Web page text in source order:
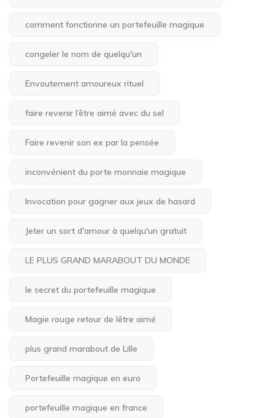
comment fonctionne un portefeuille magique
congeler le nom de quelqu'un
Envoutement amoureux rituel
faire revenir l’être aimé avec du sel
Faire revenir son ex par la pensée
inconvénient du porte monnaie magique
Invocation pour gagner aux jeux de hasard
Jeter un sort d'amour à quelqu'un gratuit
LE PLUS GRAND MARABOUT DU MONDE
le secret du portefeuille magique
Magie rouge retour de lêtre aimé
plus grand marabout de Lille
Portefeuille magique en euro
portefeuille magique en france